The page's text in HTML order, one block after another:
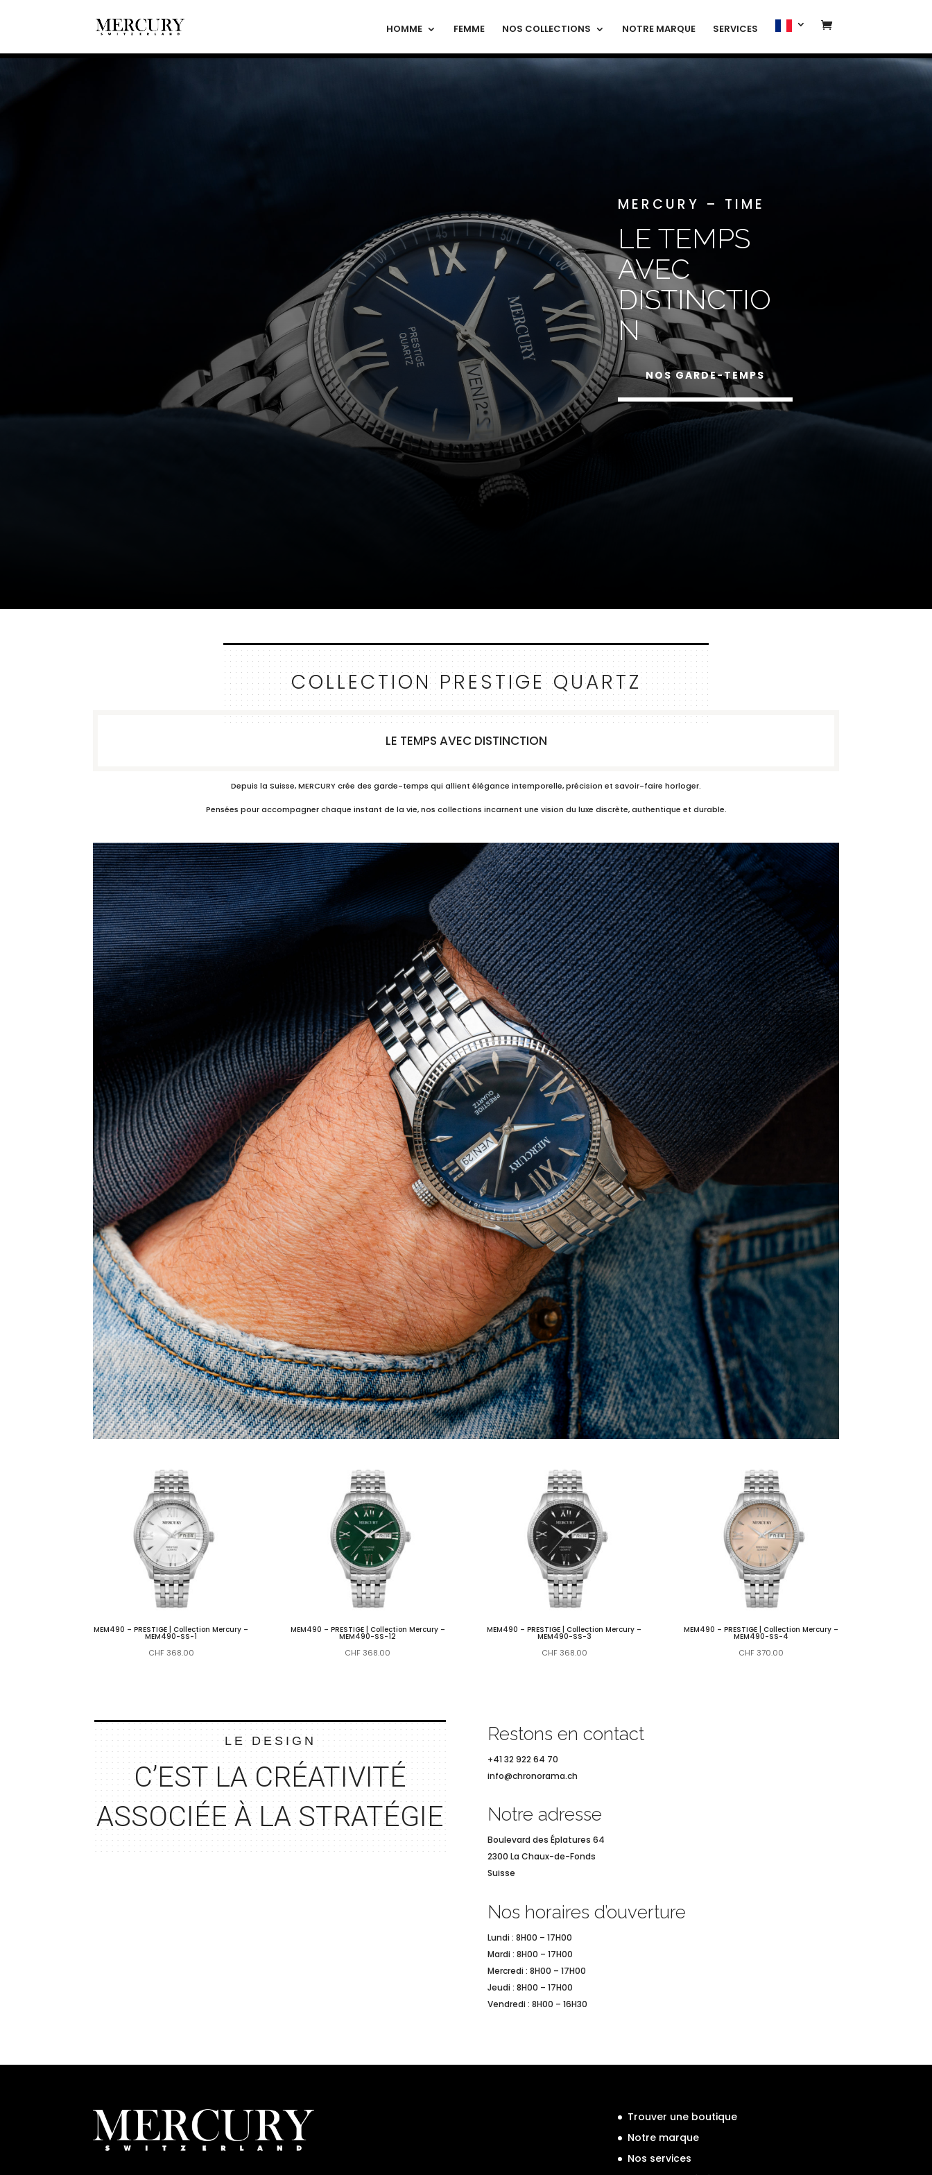
HOMME FEMME NOS COLLECTIONS NOTRE MARQUE SERVICES
MERCURY – TIME
LE TEMPS
AVEC
DISTINCTIO
N
NOS GARDE-TEMPS
COLLECTION PRESTIGE QUARTZ
LE TEMPS AVEC DISTINCTION
Depuis la Suisse, MERCURY crée des garde-temps qui allient élégance intemporelle, précision et savoir-faire horloger.
Pensées pour accompagner chaque instant de la vie, nos collections incarnent une vision du luxe discrète, authentique et durable.
MEM490 – PRESTIGE | Collection Mercury –
MEM490-SS-1
CHF368.00
MEM490 – PRESTIGE | Collection Mercury –
MEM490-SS-12
CHF368.00
MEM490 – PRESTIGE | Collection Mercury –
MEM490-SS-3
CHF368.00
MEM490 – PRESTIGE | Collection Mercury –
MEM490-SS-4
CHF370.00
LE DESIGN
C’EST LA CRÉATIVITÉ
ASSOCIÉE À LA STRATÉGIE
Restons en contact
+41 32 922 64 70
info@chronorama.ch
Notre adresse
Boulevard des Éplatures 64
2300 La Chaux-de-Fonds
Suisse
Nos horaires d’ouverture
Lundi : 8H00 – 17H00
Mardi : 8H00 – 17H00
Mercredi : 8H00 – 17H00
Jeudi : 8H00 – 17H00
Vendredi : 8H00 – 16H30
Trouver une boutique
Notre marque
Nos services